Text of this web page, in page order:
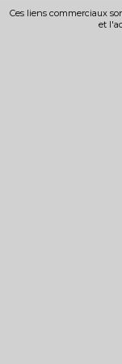
Ces liens commerciaux
et